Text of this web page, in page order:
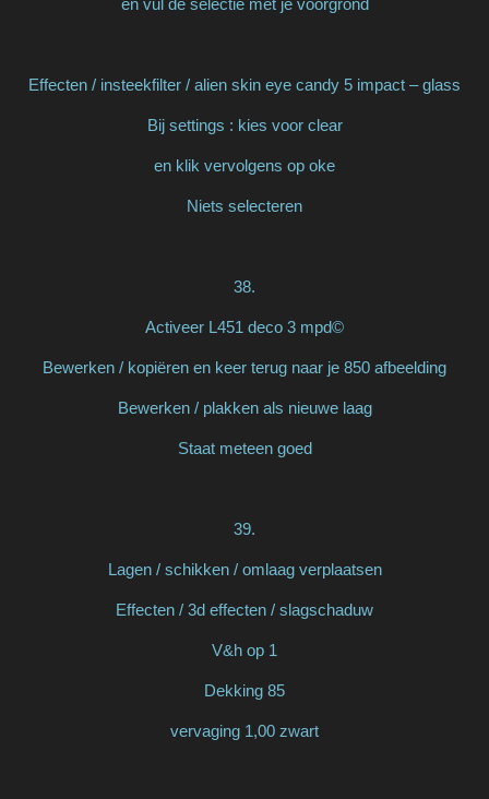
en vul de selectie met je voorgrond
Effecten / insteekfilter / alien skin eye candy 5 impact – glass
Bij settings : kies voor clear
en klik vervolgens op oke
Niets selecteren
38.
Activeer L451 deco 3 mpd©
Bewerken / kopiëren en keer terug naar je 850 afbeelding
Bewerken / plakken als nieuwe laag
Staat meteen goed
39.
Lagen / schikken / omlaag verplaatsen
Effecten / 3d effecten / slagschaduw
V&h op 1
Dekking 85
vervaging 1,00 zwart